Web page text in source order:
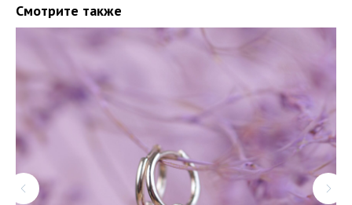
Смотрите также